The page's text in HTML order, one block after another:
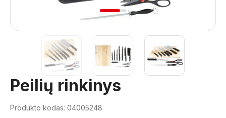
1 23
Peilių rinkinys
Produkto kodas: 04005248